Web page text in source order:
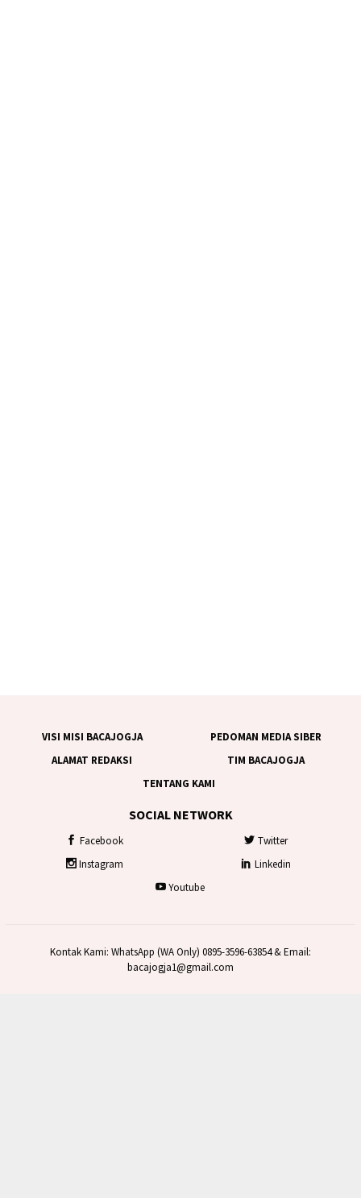
VISI MISI BACAJOGJA
PEDOMAN MEDIA SIBER
ALAMAT REDAKSI
TIM BACAJOGJA
TENTANG KAMI
SOCIAL NETWORK
Facebook
Twitter
Instagram
Linkedin
Youtube
Kontak Kami: WhatsApp (WA Only) 0895-3596-63854 & Email:
bacajogja1@gmail.com